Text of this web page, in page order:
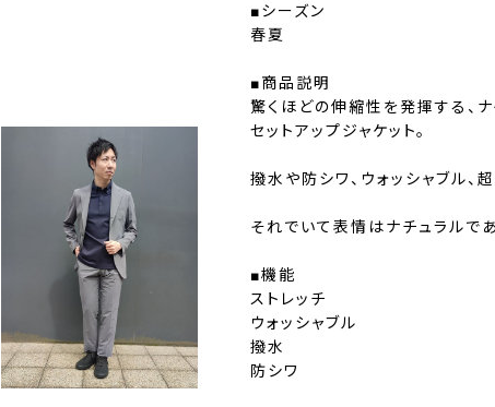
■シーズン
春夏
■商品説明
驚くほどの伸縮性を発揮する、
セットアップジャケット。
撥水や防シワ、ウォッシャブル、
それでいて表情はナチュラルであ
■機能
ストレッチ
ウォッシャブル
撥水
防シワ